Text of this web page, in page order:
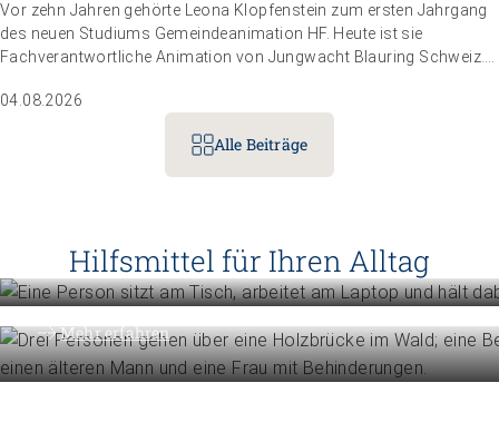
Vor zehn Jahren gehörte Leona Klopfenstein zum ersten Jahrgang
des neuen Studiums Gemeindeanimation HF. Heute ist sie
Fachverantwortliche Animation von Jungwacht Blauring Schweiz.
gemanagt hat, wartet nun ihr persönliches Grossprojekt.
04.08.2026
Alle Beiträge
Hilfsmittel für Ihren Alltag
Mehr erfahren
Menschen unterstützen
Know-how für die tägliche
Mehr erfahren
Höhere Fachschulen